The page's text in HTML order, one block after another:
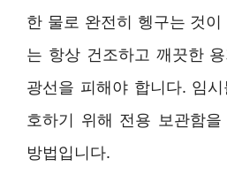
한 물로 완전히 헹구는 것
는 항상 건조하고 깨끗한
광선을 피해야 합니다. 임
호하기 위해 전용 보관함
방법입니다.